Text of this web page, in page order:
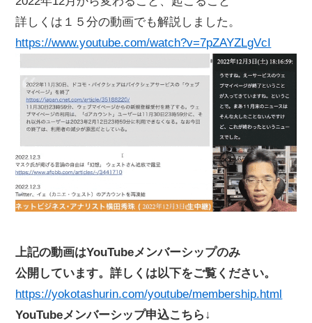
詳しくは１５分の動画でも解説しました。
https://www.youtube.com/watch?v=7pZAYZLgVcI
上記の動画はYouTubeメンバーシップのみ
公開しています。詳しくは以下をご覧ください。
https://yokotashurin.com/youtube/membership.html
YouTubeメンバーシップ申込こちら↓